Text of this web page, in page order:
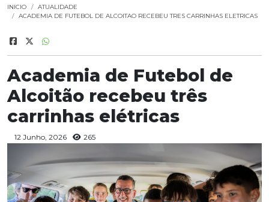
INICIO
ATUALIDADE
ACADEMIA DE FUTEBOL DE ALCOITAO RECEBEU TRES CARRINHAS ELETRICAS
Academia de Futebol de
Alcoitão recebeu três
carrinhas elétricas
12 Junho, 2026 265